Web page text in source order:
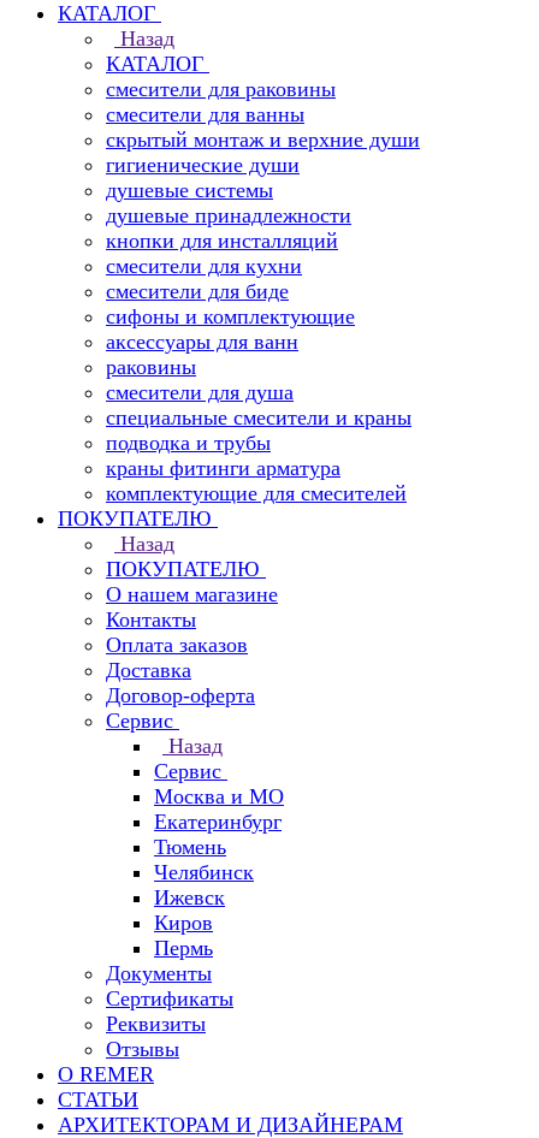
КАТАЛОГ
Назад
КАТАЛОГ
смесители для раковины
смесители для ванны
скрытый монтаж и верхние души
гигиенические души
душевые системы
душевые принадлежности
кнопки для инсталляций
смесители для кухни
смесители для биде
сифоны и комплектующие
аксессуары для ванн
раковины
смесители для душа
специальные смесители и краны
подводка и трубы
краны фитинги арматура
комплектующие для смесителей
ПОКУПАТЕЛЮ
Назад
ПОКУПАТЕЛЮ
О нашем магазине
Контакты
Оплата заказов
Доставка
Договор-оферта
Сервис
Назад
Сервис
Москва и МО
Екатеринбург
Тюмень
Челябинск
Ижевск
Киров
Пермь
Документы
Сертификаты
Реквизиты
Отзывы
О REMER
СТАТЬИ
АРХИТЕКТОРАМ И ДИЗАЙНЕРАМ